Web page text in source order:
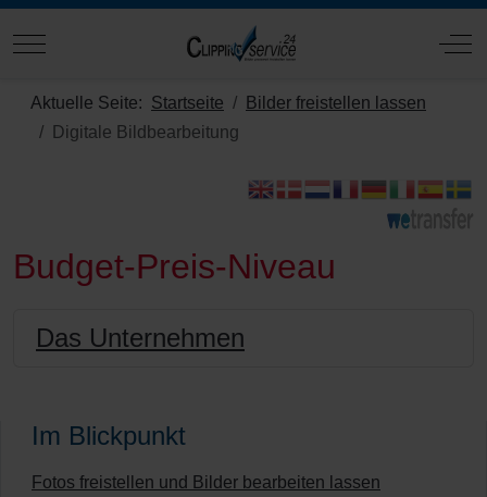
Mobile Menu Toggle Off-
Aktuelle Seite: Startseite
Bilder freistellen lassen
Digitale Bildbearbeitung
Budget-Preis-Niveau
Das Unternehmen
Im Blickpunkt
Fotos freistellen und Bilder bearbeiten lassen